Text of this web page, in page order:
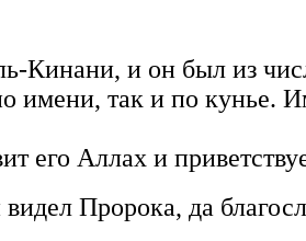
Кинани, и он был из
имени, так и по
его Аллах и
Пророка, да